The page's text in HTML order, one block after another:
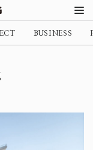
BUSINESS